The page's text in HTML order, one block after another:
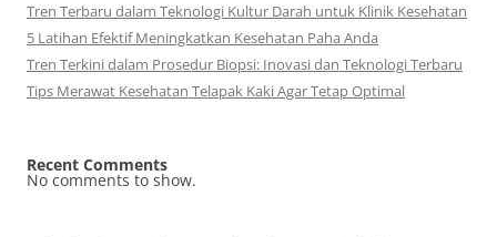
Tren Terbaru dalam Teknologi Kultur Darah untuk Klinik Kesehatan
5 Latihan Efektif Meningkatkan Kesehatan Paha Anda
Tren Terkini dalam Prosedur Biopsi: Inovasi dan Teknologi Terbaru
Tips Merawat Kesehatan Telapak Kaki Agar Tetap Optimal
Recent Comments
No comments to show.